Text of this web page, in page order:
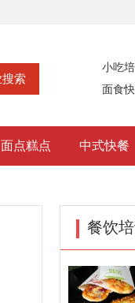
小吃培
面食
面点糕点 中式快餐
餐饮